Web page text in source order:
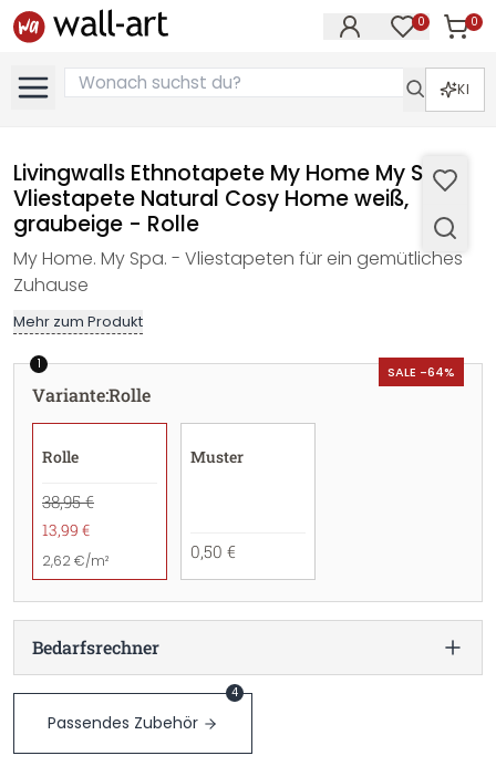
0 0
KI
Livingwalls Ethnotapete My Home My Spa
Vliestapete Natural Cosy Home weiß,
graubeige - Rolle
My Home. My Spa. - Vliestapeten für ein gemütliches
Zuhause
Mehr zum Produkt
SALE -64%
1
Variante:Rolle
Rolle
38,95 €
13,99 €
2,62 €/m²
Muster
0,50 €
Bedarfsrechner
Passendes Zubehör
4